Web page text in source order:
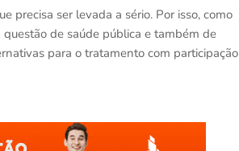
precisa ser levada a sério. Por isso, como
de saúde pública e também de
para o tratamento com participação